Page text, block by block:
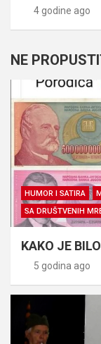
4 godine ago
NE
HUMOR I SATIRA
SA DRUŠTVENIH
KAKO JE
5 godina ago